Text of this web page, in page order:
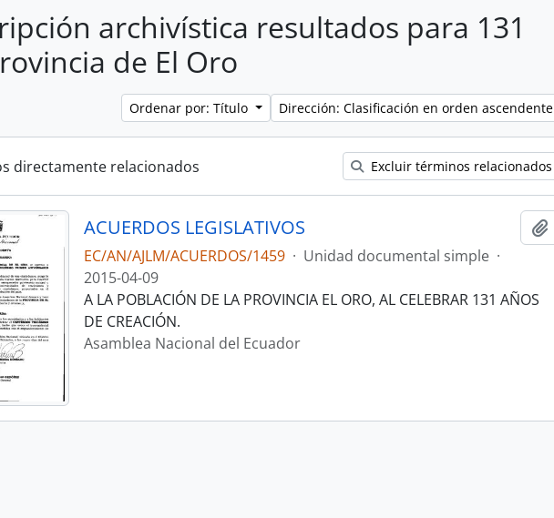
archivística resultados para 131
de El Oro
Ordenar por: Título Dirección: Clasificación en orden ascendente
directamente relacionados Excluir términos relacionados
ACUERDOS LEGISLATIVOS
EC/AN/AJLM/ACUERDOS/1459 · Unidad documental simple ·
2015-04-09
A LA POBLACIÓN DE LA PROVINCIA EL ORO, AL CELEBRAR 131 AÑOS
DE CREACIÓN.
Asamblea Nacional del Ecuador